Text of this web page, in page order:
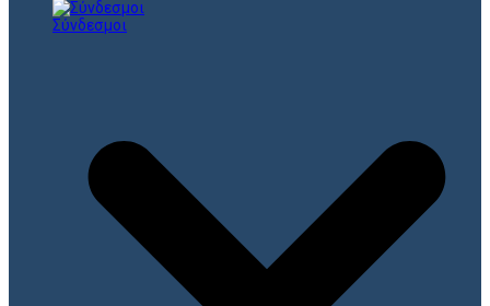
Σύνδεσμοι